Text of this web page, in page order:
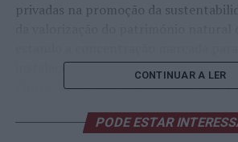
privadas na promoção da
instalações da “Experience OC”, em
Flores, próximo ao Aeroporto de
A participação é gratuita, mas sujeita
CONTINUAR A LER
PODE ESTAR